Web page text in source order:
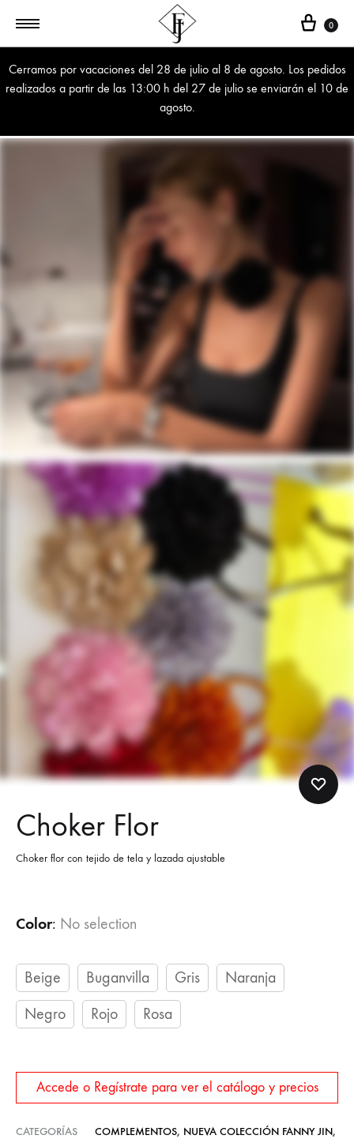
Cerramos por vacaciones del 28 de julio al 8 de agosto. Los pedidos
realizados a partir de las 13:00 h del 27 de julio se enviarán el 10 de
agosto.
Cesta
0
Choker Flor
Choker flor con tejido de tela y lazada ajustable
Color: No selection
Beige Buganvilla Gris
Naranja
Negro
Rojo Rosa
Accede o Regístrate para ver el catálogo y precios
CATEGORÍAS COMPLEMENTOS, NUEVA COLECCIÓN FANNY JIN,